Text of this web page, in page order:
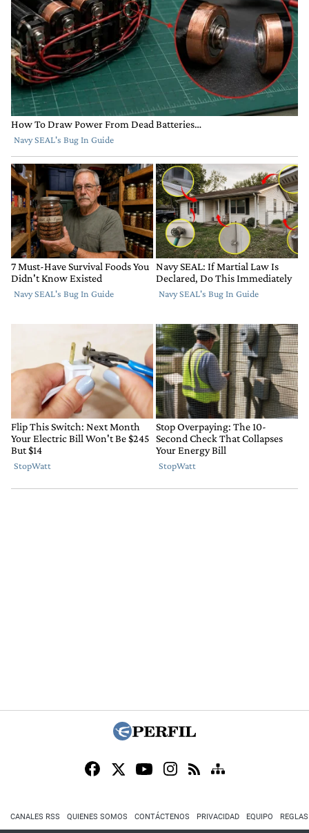
CANALES RSS QUIENES SOMOS CONTÁCTENOS PRIVACIDAD EQUIPO